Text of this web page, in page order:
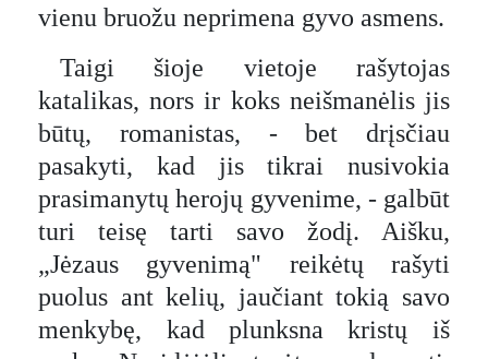
vienu bruožu neprimena gyvo asmens.
Taigi šioje vietoje rašytojas
katalikas, nors ir koks neišmanėlis jis
būtų, romanistas, - bet drįsčiau
pasakyti, kad jis tikrai nusivokia
prasimanytų herojų gyvenime, - galbūt
turi teisę tarti savo žodį. Aišku,
„Jėzaus gyvenimą" reikėtų rašyti
puolus ant kelių, jaučiant tokią savo
menkybę, kad plunksna kristų iš